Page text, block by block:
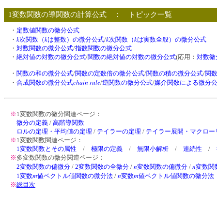
1変数関数の導関数の計算公式 ： トピック一覧
・ 定数値関数の微分公式
・ k次関数（kは整数）の微分公式/k次関数（kは実数全般）の微分公式
・ 対数関数の微分公式/指数関数の微分公式
・ 絶対値の対数の微分公式/関数の絶対値の対数の微分公式(応用： 対数微
・ 関数の和の微分公式/関数の定数倍の微分公式/関数の積の微分公式/関
・ 合成関数の微分公式chain rule/逆関数の微分公式/媒介関数による微分
※ 1変数関数の微分関連ページ：
微分の定義 / 高階導関数
ロルの定理・平均値の定理 / テイラーの定理 / テイラー展開・マクロー
※ 1変数関数関連ページ：
1変数関数とその属性 / 極限の定義 / 無限小解析 / 連続性 /
※ 多変数関数の微分関連ページ：
2変数関数の偏微分 / 2変数関数の全微分 / n変数関数の偏微分 / n変数関
1変数m値ベクトル値関数の微分法 / n変数m値ベクトル値関数の微分法
※総目次